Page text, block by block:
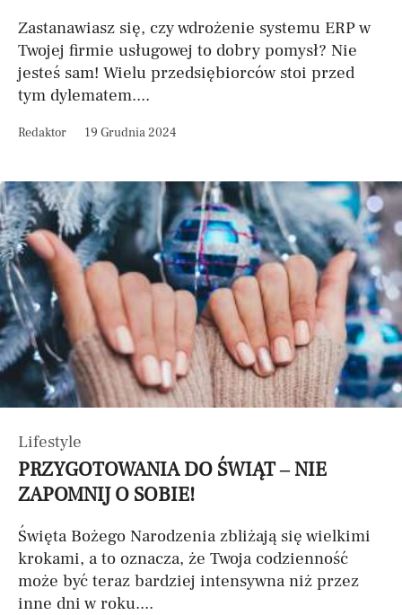
Zastanawiasz się, czy wdrożenie systemu ERP w
Twojej firmie usługowej to dobry pomysł? Nie
jesteś sam! Wielu przedsiębiorców stoi przed
tym dylematem....
Redaktor 19 Grudnia 2024
Lifestyle
PRZYGOTOWANIA DO ŚWIĄT – NIE
ZAPOMNIJ O SOBIE!
Święta Bożego Narodzenia zbliżają się wielkimi
krokami, a to oznacza, że Twoja codzienność
może być teraz bardziej intensywna niż przez
inne dni w roku....